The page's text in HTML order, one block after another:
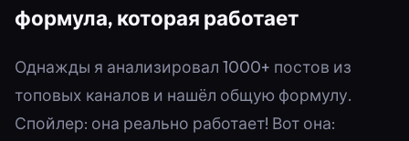
формула, которая работает
Однажды я анализировал 1000+ постов из
топовых каналов и нашёл общую формулу.
Спойлер: она реально работает! Вот она: